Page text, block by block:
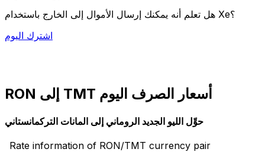
هل تعلم أنه يمكنك إرسال الأموال إلى الخارج باستخدام Xe؟
اشترك اليوم
RON إلى TMT أسعار الصرف اليوم
حوِّل الليو الجديد الروماني إلى المانات التركمانستاني
Rate information of RON/TMT currency pair